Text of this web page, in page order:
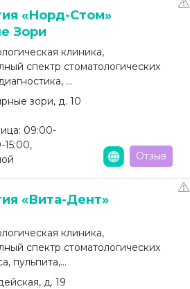
«Норд-Стом»
Зори
клиника,
спектр стоматологических
...
зори, д. 10
09:00-
Отзыв
«Вита-Дент»
клиника,
спектр стоматологических
пульпита,...
д. 19